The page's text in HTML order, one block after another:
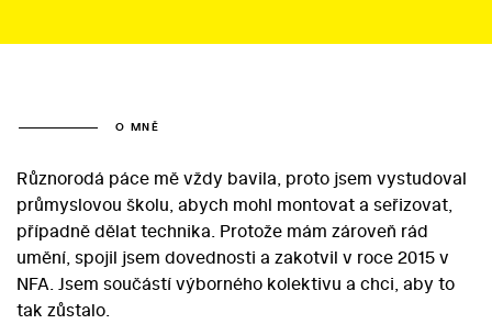
O MNĚ
Různorodá páce mě vždy bavila, proto jsem vystudoval
průmyslovou školu, abych mohl montovat a seřizovat,
případně dělat technika. Protože mám zároveň rád
umění, spojil jsem dovednosti a zakotvil v roce 2015 v
NFA. Jsem součástí výborného kolektivu a chci, aby to
tak zůstalo.